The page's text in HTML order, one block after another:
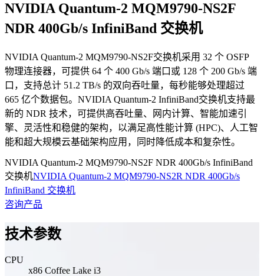
NVIDIA Quantum-2 MQM9790-NS2F
NDR 400Gb/s InfiniBand 交换机
NVIDIA Quantum-2 MQM9790-NS2F交换机采用 32 个 OSFP
物理连接器，可提供 64 个 400 Gb/s 端口或 128 个 200 Gb/s 端
口，支持总计 51.2 TB/s 的双向吞吐量，每秒能够处理超过
665 亿个数据包。NVIDIA Quantum-2 InfiniBand交换机支持最
新的 NDR 技术，可提供高吞吐量、网内计算、智能加速引
擎、灵活性和稳健的架构，以满足高性能计算 (HPC)、人工智
能和超大规模云基础架构应用，同时降低成本和复杂性。
NVIDIA Quantum-2 MQM9790-NS2F NDR 400Gb/s InfiniBand
交换机NVIDIA Quantum-2 MQM9790-NS2R NDR 400Gb/s
InfiniBand 交换机
咨询产品
技术参数
CPU
x86 Coffee Lake i3